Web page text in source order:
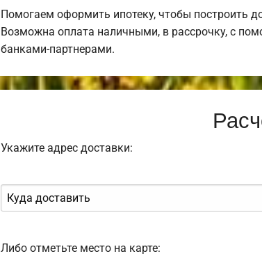
Помогаем оформить ипотеку, чтобы построить
Возможна оплата наличными, в рассрочку, с
банками-партнерами.
Укажите адрес доставки:
Либо отметьте место на карте: